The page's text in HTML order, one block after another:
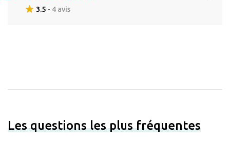
3.5 - 4 avis
Les questions les plus fréquentes